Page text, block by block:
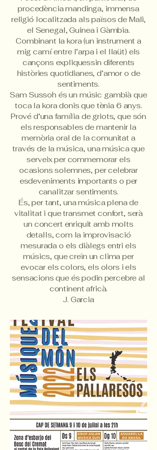
procedència mandinga, immensa
religió localitzada als països de Mali,
el Senegal, Guinea i Gàmbia.
Combinant la kora (un instrument a
mig camí entre l’arpa i el llaüt) els
cançons expliquessin diferents
històries quotidianes, d’amor o de
sentiments.
Sam Sussoh és un músic gambià que
toca la kora donis que tènia 6 anys.
Prové d’una família de griots, que són
els responsables de mantenir la
memòria oral de la comunitat a
través de la música, una música que
serveix per commemorar els
ocasions solemnes, per celebrar
esdeveniments importants o per
canalitzar sentiments.
És, per tant, una música plena de
vitalitat i que transmet confort, serà
un concert enriquit amb molts
detalls, com la improvisació
mesurada o els diàlegs entri els
músics, que creïn un clima per
evocar els colors, els olors i els
sensacions que és podin percebre al
continent africà.
J. Garcia